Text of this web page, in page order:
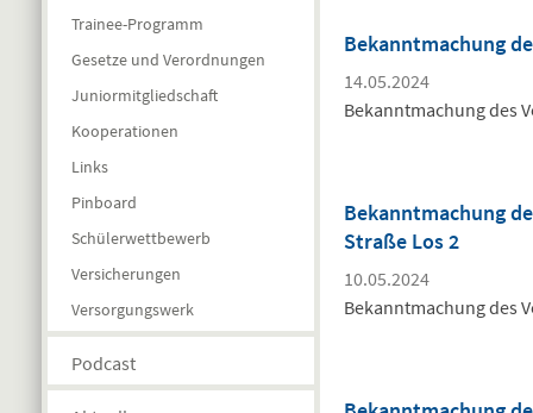
Trainee-Programm
Gesetze und Verordnungen
Juniormitgliedschaft
Kooperationen
Links
Pinboard
Schülerwettbewerb
Versicherungen
Versorgungswerk
Podcast
Bekanntmachung
14.05.2024
Bekanntmachung des
Bekanntmachung
Straße Los 2
10.05.2024
Bekanntmachung des